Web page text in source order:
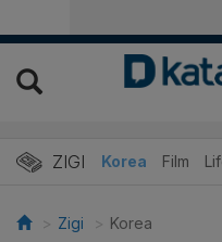
ZIGI
Hits Korea Film
Zigi Korea